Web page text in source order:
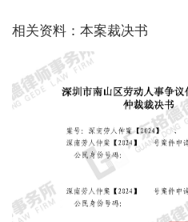
相关资料：本案裁决书